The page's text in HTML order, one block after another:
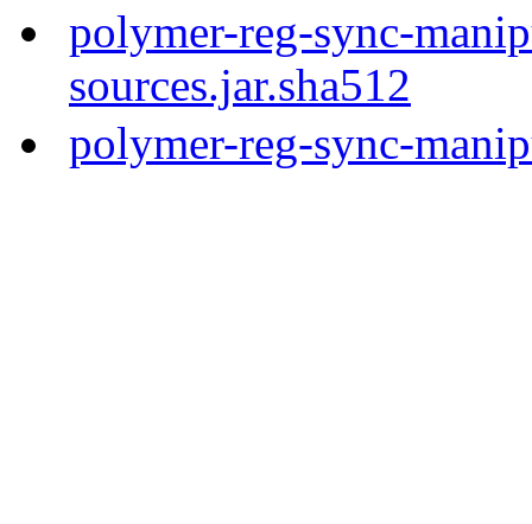
polymer-reg-sync-
sources.jar.sha512
polymer-reg-sync-